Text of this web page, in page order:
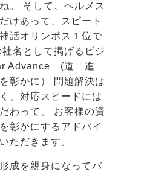
。 そして、ヘルメス
けあって、スピート
話オリンポス１位で
名として掲げるビジ
Advance (道「進
彰かに） 問題解決は
、対応スピードには
わって、 お客様の資
彰かにするアドバイ
ただきます。
成を親身になってバ